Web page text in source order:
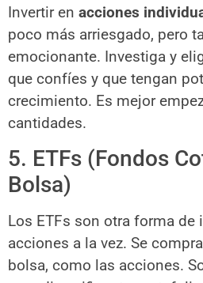
Invertir en acciones
poco más arriesgado, pero
emocionante. Investiga y
que confíes y que tengan
crecimiento. Es mejor
cantidades.
5. ETFs (Fondos
Bolsa)
Los ETFs son otra forma de
acciones a la vez. Se
bolsa, como las acciones.